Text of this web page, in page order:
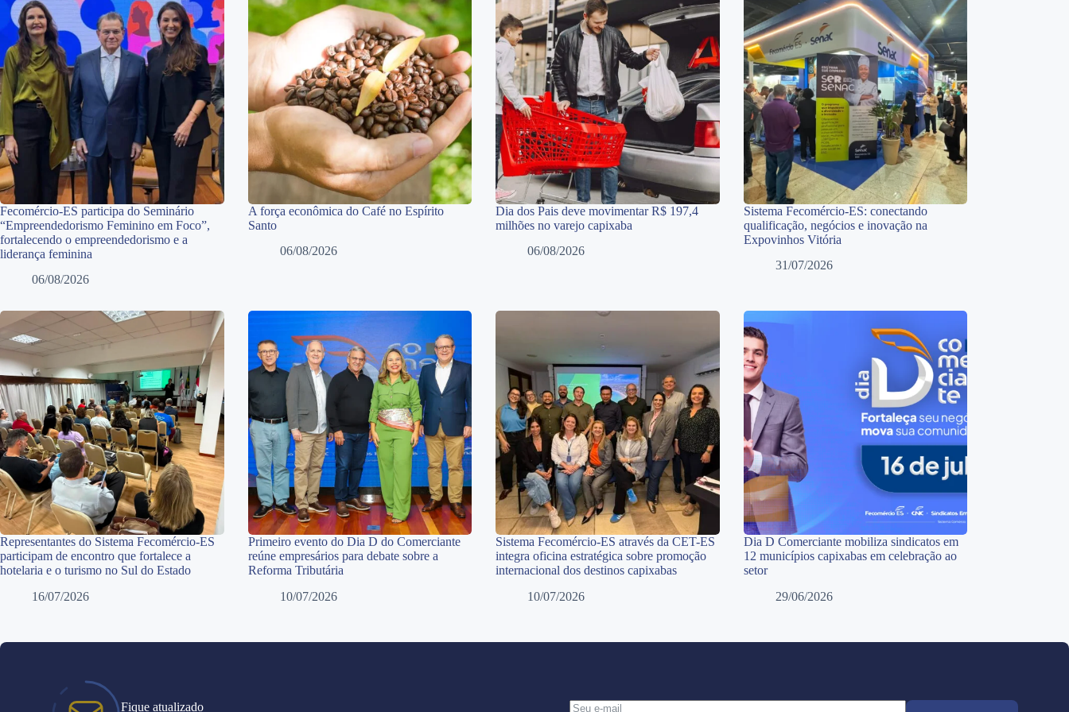
Fecomércio-ES participa do Seminário
“Empreendedorismo Feminino em Foco”,
fortalecendo o empreendedorismo e a
liderança feminina
06/08/2026
A força econômica do Café no Espírito
Santo
06/08/2026
Dia dos Pais deve movimentar R$ 197,4
milhões no varejo capixaba
06/08/2026
Sistema Fecomércio-ES: conectando
qualificação, negócios e inovação na
Expovinhos Vitória
31/07/2026
Representantes do Sistema Fecomércio-ES
participam de encontro que fortalece a
hotelaria e o turismo no Sul do Estado
16/07/2026
Primeiro evento do Dia D do Comerciante
reúne empresários para debate sobre a
Reforma Tributária
10/07/2026
Sistema Fecomércio-ES através da CET-ES
integra oficina estratégica sobre promoção
internacional dos destinos capixabas
10/07/2026
Dia D Comerciante mobiliza sindicatos em
12 municípios capixabas em celebração ao
setor
29/06/2026
Fique atualizado